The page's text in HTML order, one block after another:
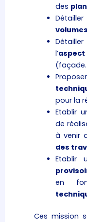
des
l’
pour la
Etablir
de
à venir
des
Etablir
en
Ces mission